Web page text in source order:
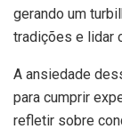
gerando um
tradições e lidar
A ansiedade
para cumprir
refletir sobre